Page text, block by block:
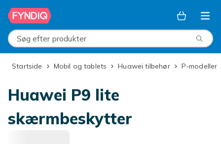
Spring til hovedindhold
Søg efter produkter
Startside Mobil og tablets Huawei tilbehør P-modeller
Huawei P9 lite
skærmbeskytter